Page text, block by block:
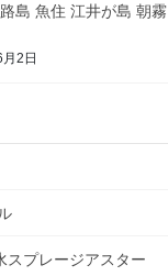
島 魚住 江井が島 朝霧
2日
スプレージアスター